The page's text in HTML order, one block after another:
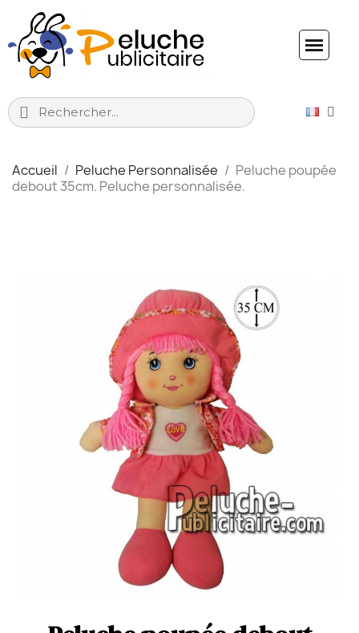
Accueil Peluche Personnalisée
Peluche poupée
debout 35cm. Peluche personnalisée.